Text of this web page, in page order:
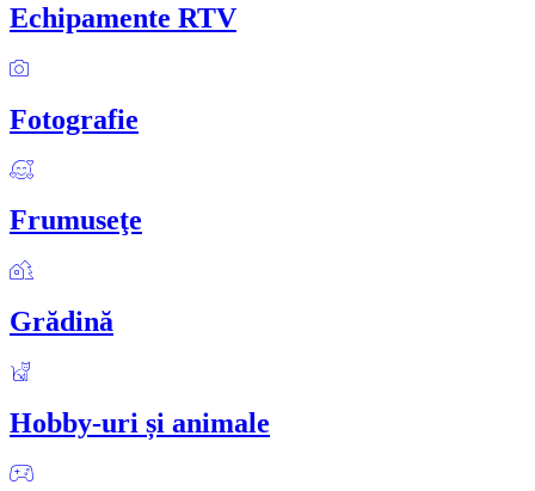
Echipamente RTV
Fotografie
Frumuseţe
Grădină
Hobby-uri și animale